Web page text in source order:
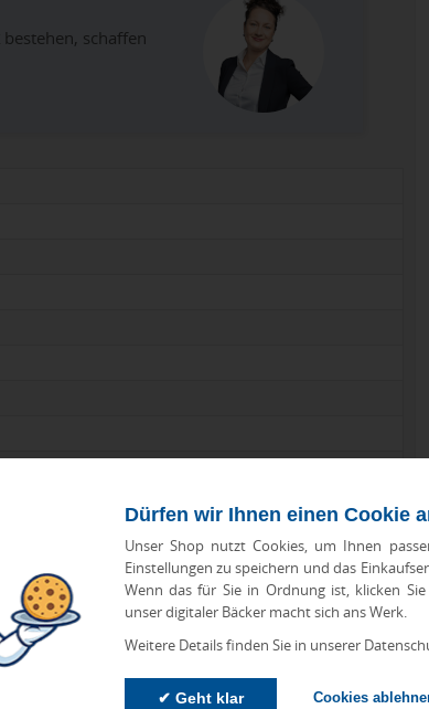
Dürfen wir Ihnen einen Cookie
Unser Shop nutzt Cookies, um Ihnen
Einstellungen zu speichern und das
Wenn das für Sie in Ordnung ist, klicken
unser digitaler Bäcker macht sich ans Werk.
Weitere Details finden Sie in unserer
✔ Geht klar Cookies
bestehen, schaffen